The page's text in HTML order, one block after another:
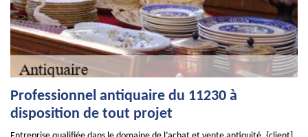
Professionnel antiquaire du 11230 à
disposition de tout projet